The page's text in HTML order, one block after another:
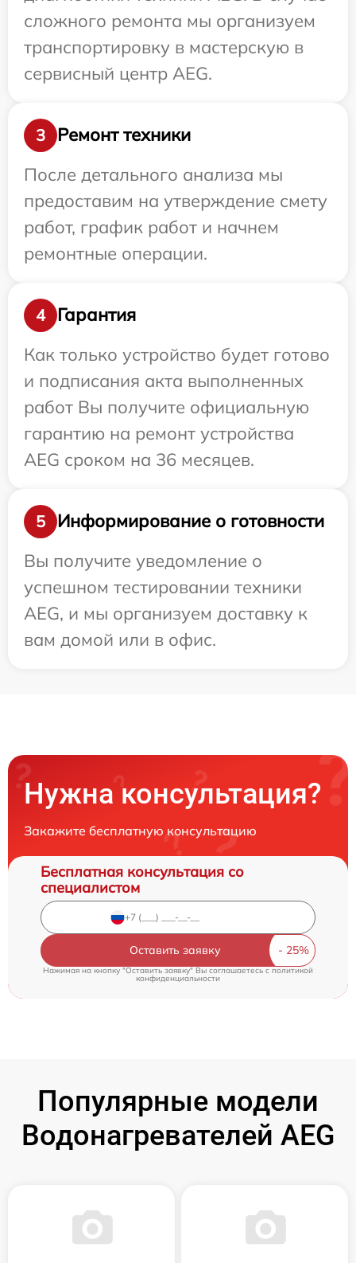
сложного ремонта мы организуем
транспортировку в мастерскую в
сервисный центр AEG.
3
Ремонт техники
После детального анализа мы
предоставим на утверждение смету
работ, график работ и начнем
ремонтные операции.
4
Гарантия
Как только устройство будет готово
и подписания акта выполненных
работ Вы получите официальную
гарантию на ремонт устройства
AEG сроком на 36 месяцев.
5
Информирование о готовности
Вы получите уведомление о
успешном тестировании техники
AEG, и мы организуем доставку к
вам домой или в офис.
Нужна консультация?
Закажите бесплатную консультацию
Бесплатная консультация со
специалистом
Оставить заявку
Нажимая на кнопку "Оставить заявку" Вы соглашаетесь cполитикой
конфиденциальности
Популярные модели
Водонагревателей AEG